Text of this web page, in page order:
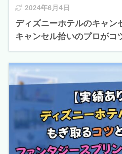
2024年6月4日
ディズニーホテルのキャン
キャンセル拾いのプロがコ